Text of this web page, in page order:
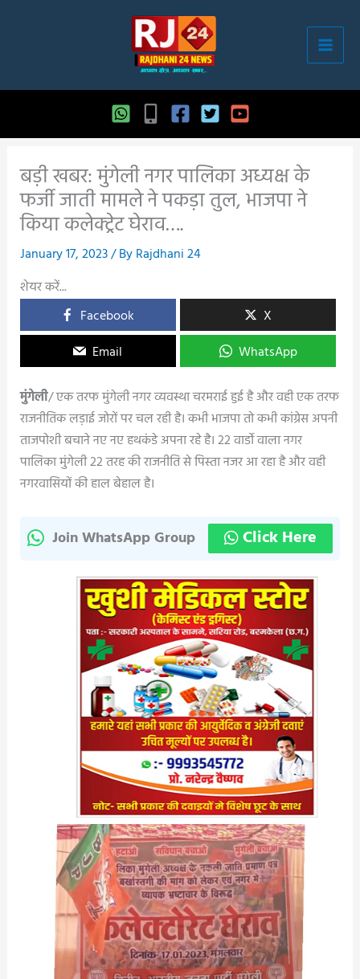
बड़ी खबर: मुंगेली नगर पालिका अध्यक्ष के
फर्जी जाती मामले ने पकड़ा तुल, भाजपा ने
किया कलेक्ट्रेट घेराव….
January 17, 2023/ ByRajdhani 24
शेयर करें...
Facebook
X
Email
WhatsApp
मुंगेली/ एक तरफ मुंगेली नगर व्यवस्था चरमराई हुई है और वही एक तरफ
राजनीतिक लड़ाई जोरों पर चल रही है। कभी भाजपा तो कभी कांग्रेस अपनी
ताजपोशी बचाने नए नए हथकंडे अपना रहे है। 22 वार्डो वाला नगर
पालिका मुंगेली 22 तरह की राजनीति से पिस्ता नजर आ रहा है और वही
नगरवासियों की हाल बेहाल है।
Join WhatsApp Group Click Here